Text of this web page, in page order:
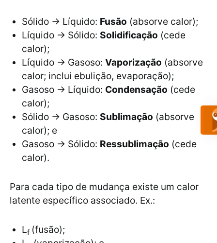
Sólido → Líquido: Fusão (absorve calor);
Líquido → Sólido: Solidificação (cede
calor);
Líquido → Gasoso: Vaporização (absorve
calor; inclui ebulição, evaporação);
Gasoso → Líquido: Condensação (cede
calor);
Sólido → Gasoso: Sublimação (absorve
calor); e
Gasoso → Sólido: Ressublimação (cede
calor).
Para cada tipo de mudança existe um calor
latente específico associado. Ex.:
Lf (fusão);